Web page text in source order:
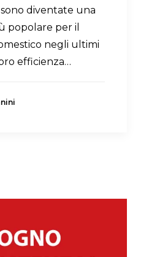
diventate una
popolare per il
negli ultimi
efficienza…